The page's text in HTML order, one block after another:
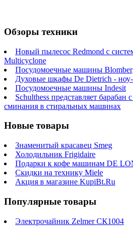
Обзоры техники
Новый пылесос Redmond с
Multicyclone
Посудомоечные машины
Духовые шкафы De Dietrich -
Посудомоечные машины Indesit
Schulthess представляет барабан
сминания в стиральных машинах
Новые товары
Знаменитый красавец Smeg
Холодильник Frigidaire
Подарки к кофе машинам DE
Скидки на технику Miele
Акция в магазине KupiBt.Ru
Популярные товары
Электрочайник Zelmer СК1004